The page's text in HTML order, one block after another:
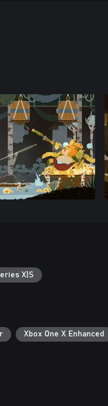
X|S
Xbox One X Enhanced